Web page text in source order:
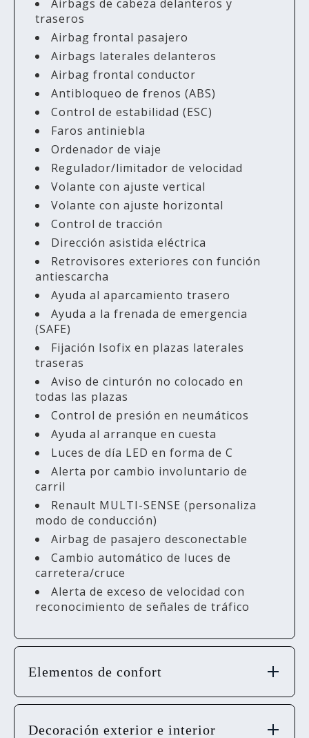
Airbags de cabeza delanteros y
traseros
Airbag frontal pasajero
Airbags laterales delanteros
Airbag frontal conductor
Antibloqueo de frenos (ABS)
Control de estabilidad (ESC)
Faros antiniebla
Ordenador de viaje
Regulador/limitador de velocidad
Volante con ajuste vertical
Volante con ajuste horizontal
Control de tracción
Dirección asistida eléctrica
Retrovisores exteriores con función
antiescarcha
Ayuda al aparcamiento trasero
Ayuda a la frenada de emergencia
(SAFE)
Fijación Isofix en plazas laterales
traseras
Aviso de cinturón no colocado en
todas las plazas
Control de presión en neumáticos
Ayuda al arranque en cuesta
Luces de día LED en forma de C
Alerta por cambio involuntario de
carril
Renault MULTI-SENSE (personaliza
modo de conducción)
Airbag de pasajero desconectable
Cambio automático de luces de
carretera/cruce
Alerta de exceso de velocidad con
reconocimiento de señales de tráfico
Elementos de confort
Decoración exterior e interior